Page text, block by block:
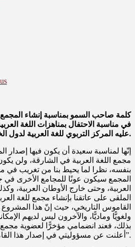
في مناسبة الاحتفال بمناهزات اللغة
عليه المركز التربوي للغة العربية لدول الخليج العربي.
مجمع اللغة العربية في الشارقة، ولن
بنفسه، نظرا لما يحيط بنا من تغريب في
المجمع سيكون عونًا للمجامع الأخرى في
العربية، وحتى خارج الأوطان العربية،
الملقى على عاتقنا بإنشاء مجمع للغة
القاموس التاريخي، حيث إنّ هذا المشروع
ولغويًّا وماديًّا، والآخرون ليس لديهم
بذلك، فعند انضمامي مؤخرًّا لعضوية مجمع
أعلنت عن مسؤوليتي في إصدار هذا القاموس التاريخي”.